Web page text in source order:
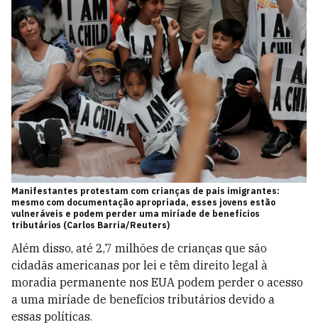
Manifestantes protestam com crianças de pais imigrantes:
mesmo com documentação apropriada, esses jovens estão
vulneráveis e podem perder uma miríade de benefícios
tributários (Carlos Barria/Reuters)
Além disso, até 2,7 milhões de crianças que são
cidadãs americanas por lei e têm direito legal à
moradia permanente nos EUA podem perder o acesso
a uma miríade de benefícios tributários devido a
essas políticas.